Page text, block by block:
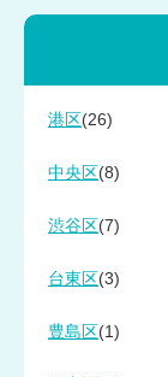
港区 (26)
中央区 (8)
渋谷区 (7)
台東区 (3)
豊島区 (1)